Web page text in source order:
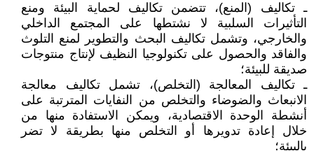
ـ تكاليف (المنع)، تتضمن تكاليف لحماية البيئة ومنع
التأثيرات السلبية لا نشتطها على المجتمع الداخلي
والخارجي، وتشمل تكاليف البحث والتطوير لمنع التلوث
والفاقد والحصول على تكنولوجيا النظيف لإنتاج منتوجات
صديقة للبيئة؛
ـ تكاليف المعالجة (التخلص)، تشمل تكاليف معالجة
الانبعاث والضوضاء والتخلص من النفايات المترتبة على
أنشطة الوحدة الاقتصادية، ويمكن الاستفادة منها من
خلال إعادة تدويرها أو التخلص منها بطريقة لا تضر
بالبيئة؛